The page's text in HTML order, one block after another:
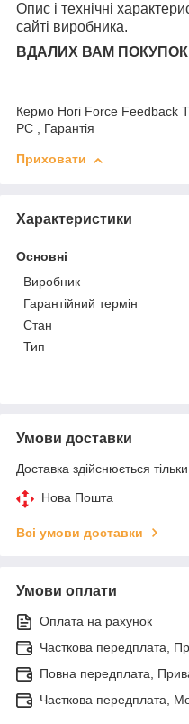
Опис і технічні
сайті виробника.
ВДАЛИХ ВАМ
Кермо Hori Force Feedback
PC , Гарантія
Приховати
Характеристики
Основні
Виробник
Гарантійний термін
Стан
Тип
Умови доставки
Доставка здійснюється
Нова Пошта
Всі умови доставки
Умови оплати
Оплата на рахунок
Часткова передплата,
Повна передплата,
Часткова передплата,